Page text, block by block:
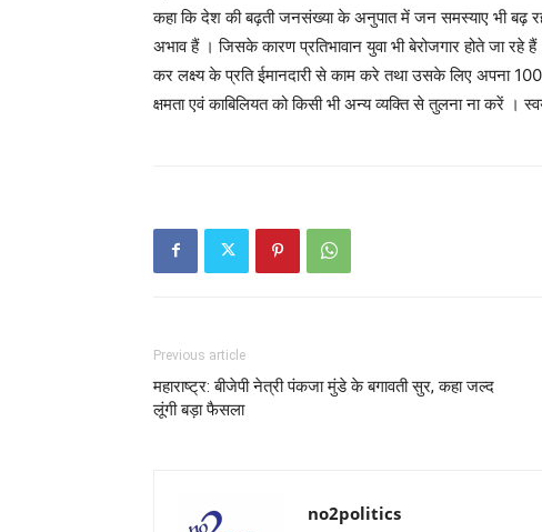
कहा कि देश की बढ़ती जनसंख्या के अनुपात में जन समस्याए भी बढ़
अभाव हैं । जिसके कारण प्रतिभावान युवा भी बेरोजगार होते जा
कर लक्ष्य के प्रति ईमानदारी से काम करे तथा उसके लिए अपना
क्षमता एवं काबिलियत को किसी भी अन्य व्यक्ति से तुलना ना करें ।
Previous article
महाराष्ट्र: बीजेपी नेत्री पंकजा मुंडे के बगावती सुर, कहा जल्द
लूंगी बड़ा फैसला
no2politics